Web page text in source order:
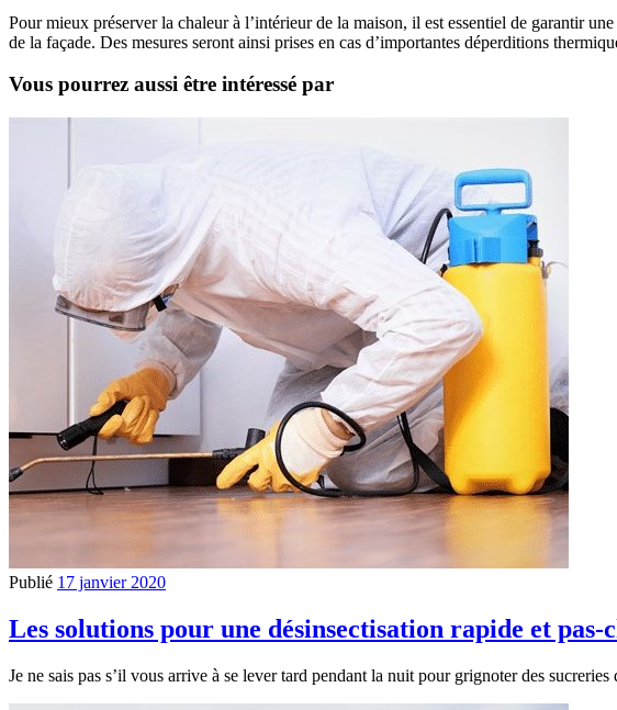
Pour mieux préserver la chaleur à l’intérieur de la maison, il est essentiel de garantir
de la façade. Des mesures seront ainsi prises en cas d’importantes déperditions
Vous pourrez aussi être intéressé par
Publié 17 janvier 2020
Les solutions pour une désinsectisation rapide et pas-
Je ne sais pas s’il vous arrive à se lever tard pendant la nuit pour grignoter des